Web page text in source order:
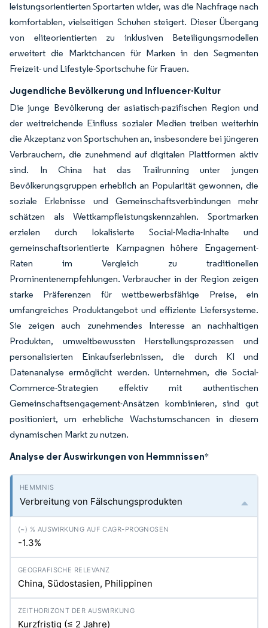
leistungsorientierten Sportarten wider, was die Nachfrage nach
komfortablen, vielseitigen Schuhen steigert. Dieser Übergang
von eliteorientierten zu inklusiven Beteiligungsmodellen
erweitert die Marktchancen für Marken in den Segmenten
Freizeit- und Lifestyle-Sportschuhe für Frauen.
Jugendliche Bevölkerung und Influencer-Kultur
Die junge Bevölkerung der asiatisch-pazifischen Region und
der weitreichende Einfluss sozialer Medien treiben weiterhin
die Akzeptanz von Sportschuhen an, insbesondere bei jüngeren
Verbrauchern, die zunehmend auf digitalen Plattformen aktiv
sind. In China hat das Trailrunning unter jungen
Bevölkerungsgruppen erheblich an Popularität gewonnen, die
soziale Erlebnisse und Gemeinschaftsverbindungen mehr
schätzen als Wettkampfleistungskennzahlen. Sportmarken
erzielen durch lokalisierte Social-Media-Inhalte und
gemeinschaftsorientierte Kampagnen höhere Engagement-
Raten im Vergleich zu traditionellen
Prominentenempfehlungen. Verbraucher in der Region zeigen
starke Präferenzen für wettbewerbsfähige Preise, ein
umfangreiches Produktangebot und effiziente Liefersysteme.
Sie zeigen auch zunehmendes Interesse an nachhaltigen
Produkten, umweltbewussten Herstellungsprozessen und
personalisierten Einkaufserlebnissen, die durch KI und
Datenanalyse ermöglicht werden. Unternehmen, die Social-
Commerce-Strategien effektiv mit authentischen
Gemeinschaftsengagement-Ansätzen kombinieren, sind gut
positioniert, um erhebliche Wachstumschancen in diesem
dynamischen Markt zu nutzen.
Analyse der Auswirkungen von Hemmnissen*
Verbreitung von Fälschungsprodukten
-1.3%
China, Südostasien, Philippinen
Kurzfristig (≤ 2 Jahre)